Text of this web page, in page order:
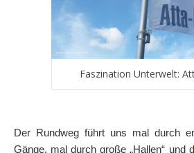
Faszination Unterwelt:
Der Rundweg führt uns mal durch
Gänge, mal durch große „Hallen“ und